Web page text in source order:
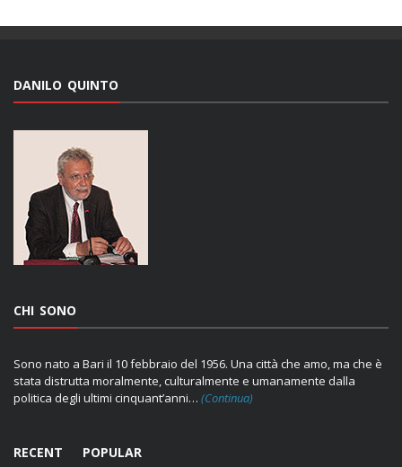
DANILO QUINTO
CHI SONO
Sono nato a Bari il 10 febbraio del 1956. Una città che amo, ma che è
stata distrutta moralmente, culturalmente e umanamente dalla
politica degli ultimi cinquant’anni… (Continua)
RECENT POPULAR